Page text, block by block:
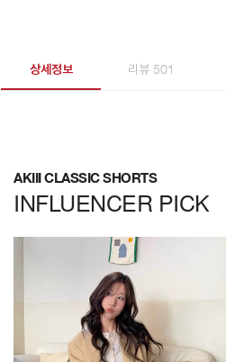
상세정보 리뷰 501
AKIII CLASSIC SHORTS
INFLUENCER PICK